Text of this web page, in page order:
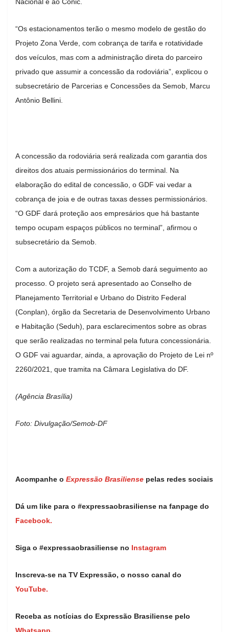
“Os estacionamentos terão o mesmo modelo de gestão do
Projeto Zona Verde, com cobrança de tarifa e rotatividade
dos veículos, mas com a administração direta do parceiro
privado que assumir a concessão da rodoviária”, explicou o
subsecretário de Parcerias e Concessões da Semob, Marcu
Antônio Bellini.
A concessão da rodoviária será realizada com garantia dos
direitos dos atuais permissionários do terminal. Na
elaboração do edital de concessão, o GDF vai vedar a
cobrança de joia e de outras taxas desses permissionários.
“O GDF dará proteção aos empresários que há bastante
tempo ocupam espaços públicos no terminal”, afirmou o
subsecretário da Semob.
Com a autorização do TCDF, a Semob dará seguimento ao
processo. O projeto será apresentado ao Conselho de
Planejamento Territorial e Urbano do Distrito Federal
(Conplan), órgão da Secretaria de Desenvolvimento Urbano
e Habitação (Seduh), para esclarecimentos sobre as obras
que serão realizadas no terminal pela futura concessionária.
O GDF vai aguardar, ainda, a aprovação do Projeto de Lei nº
2260/2021, que tramita na Câmara Legislativa do DF.
(Agência Brasília)
Foto: Divulgação/Semob-DF
Acompanhe o Expressão Brasiliense pelas redes sociais
Dá um like para o #expressaobrasiliense na fanpage do
Facebook.
Siga o #expressaobrasiliense no Instagram
Inscreva-se na TV Expressão, o nosso canal do
YouTube.
Receba as notícias do Expressão Brasiliense pelo